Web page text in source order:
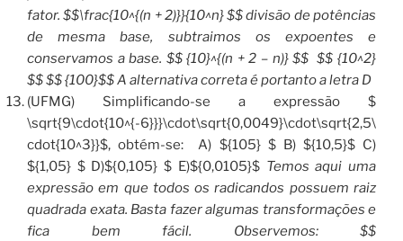
fator. $$\frac{10^{(n + 2)}}{10^n} $$ divisão de potências
de mesma base, subtraimos os expoentes e
conservamos a base. $$ {10}^{(n + 2 – n)} $$ $$ {10^2}
$$ $$ {100}$$ A alternativa correta é portanto a letra D
(UFMG) Simplificando-se a expressão $
\sqrt{9\cdot{10^{-6}}}\cdot\sqrt{0,0049}\cdot\sqrt{2,5\
cdot{10^3}}$, obtém-se: A) ${105} $ B) ${10,5}$ C)
${1,05} $ D)${0,105} $ E)${0,0105}$ Temos aqui uma
expressão em que todos os radicandos possuem raiz
quadrada exata. Basta fazer algumas transformações e
fica bem fácil. Observemos: $$